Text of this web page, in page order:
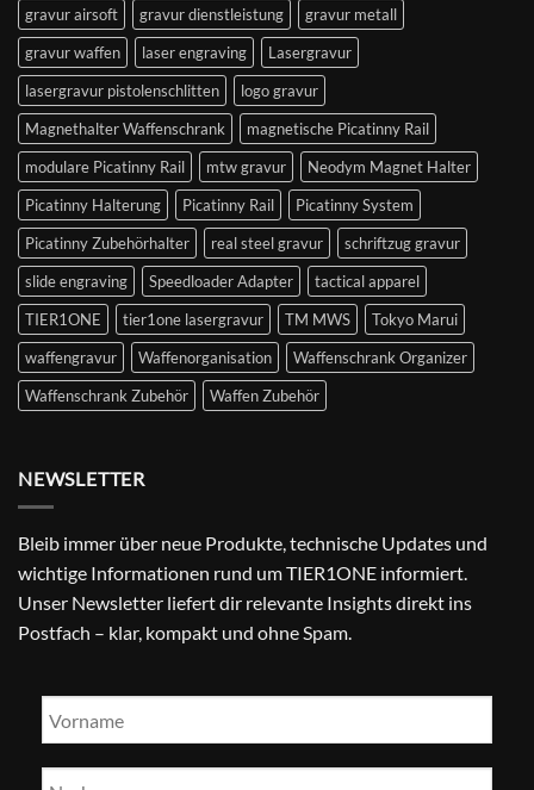
gravur airsoft
gravur dienstleistung
gravur metall
gravur waffen
laser engraving
Lasergravur
lasergravur pistolenschlitten
logo gravur
Magnethalter Waffenschrank
magnetische Picatinny Rail
modulare Picatinny Rail
mtw gravur
Neodym Magnet Halter
Picatinny Halterung
Picatinny Rail
Picatinny System
Picatinny Zubehörhalter
real steel gravur
schriftzug gravur
slide engraving
Speedloader Adapter
tactical apparel
TIER1ONE
tier1one lasergravur TM MWS
Tokyo Marui
waffengravur
Waffenorganisation
Waffenschrank Organizer
Waffenschrank Zubehör
Waffen Zubehör
NEWSLETTER
Bleib immer über neue Produkte, technische Updates und
wichtige Informationen rund um TIER1ONE informiert.
Unser Newsletter liefert dir relevante Insights direkt ins
Postfach – klar, kompakt und ohne Spam.